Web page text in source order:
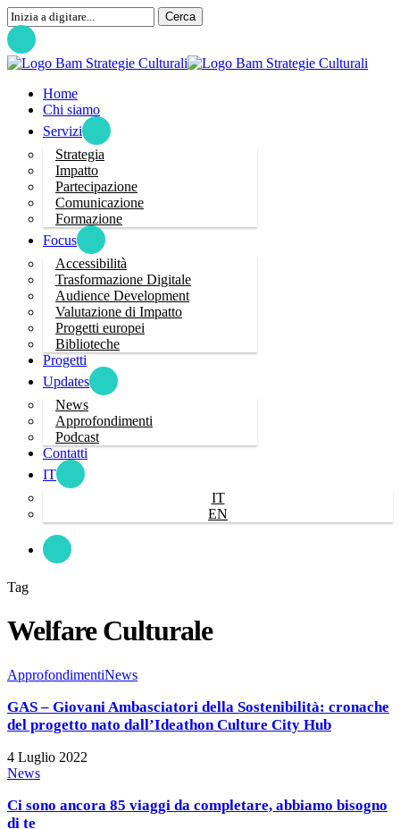
Passa
al
contenuto
pricipale
Cerca
Chiudi
cerca
Menu
Home
Chi siamo
Servizi
Strategia
Impatto
Partecipazione
Comunicazione
Formazione
Focus
Accessibilità
Trasformazione Digitale
Audience Development
Valutazione di Impatto
Progetti europei
Biblioteche
Progetti
Updates
News
Approfondimenti
Podcast
Contatti
IT
IT
EN
cerca
Tag
Welfare Culturale
GAS
Giovani
Ambasciatori
della
Sostenibilità:
cronache
progetto
nato
ApprofondimentiNews
GAS – Giovani Ambasciatori della Sostenibilità: cronache
del progetto nato dall’Ideathon Culture City Hub
4 Luglio 2022
Ci
ancora
85
News
Ci sono ancora 85 viaggi da completare, abbiamo bisogno
di te